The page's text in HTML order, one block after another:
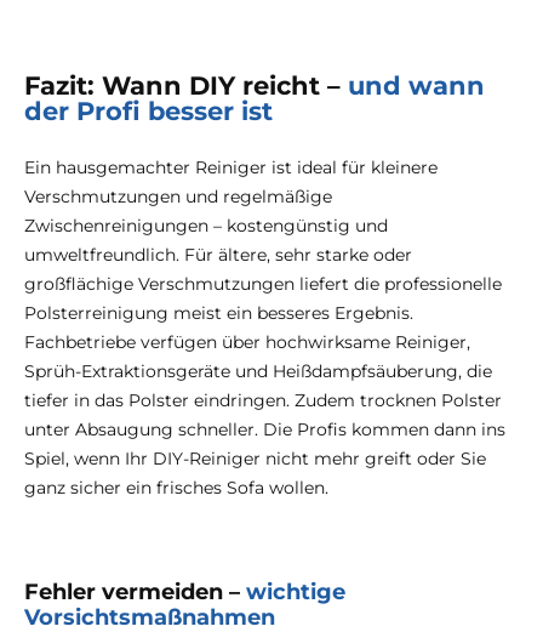
Fazit: Wann DIY reicht – und wann
der Profi besser ist
Ein hausgemachter Reiniger ist ideal für kleinere
Verschmutzungen und regelmäßige
Zwischenreinigungen – kostengünstig und
umweltfreundlich. Für ältere, sehr starke oder
großflächige Verschmutzungen liefert die professionelle
Polsterreinigung meist ein besseres Ergebnis.
Fachbetriebe verfügen über hochwirksame Reiniger,
Sprüh-Extraktionsgeräte und Heißdampfsäuberung, die
tiefer in das Polster eindringen. Zudem trocknen Polster
unter Absaugung schneller. Die Profis kommen dann ins
Spiel, wenn Ihr DIY-Reiniger nicht mehr greift oder Sie
ganz sicher ein frisches Sofa wollen.
Fehler vermeiden – wichtige
Vorsichtsmaßnahmen